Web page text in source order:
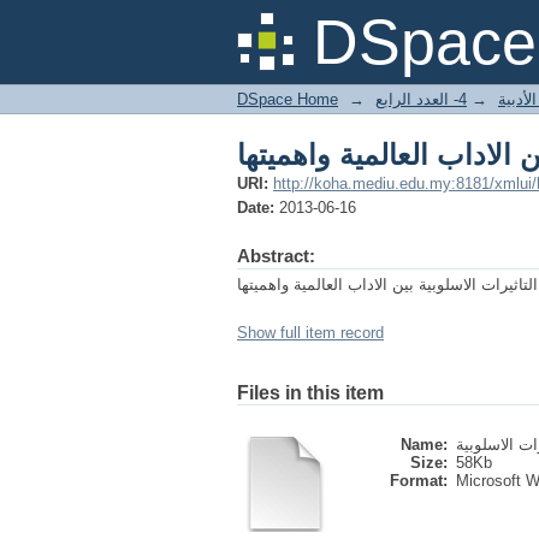
الاداب العالمية واهميتها
DSpace Home → → 4- العدد الرابع
الاداب العالمية واهميتها
URI: http://koha.mediu.edu.my:8181/
Date: 2013-06-16
Abstract:
الاسلوبية بين الاداب العالمية واهميتها
Show full item record
Files in this item
Name:
Size: 58Kb
Format:
Microsoft